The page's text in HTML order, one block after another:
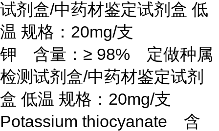
试剂盒/中药材鉴定试剂盒 低
温 规格：20mg/支
钾 含量： ≥ 98% 定做种属
检测试剂盒/中药材鉴定试剂
盒 低温 规格：20mg/支
Potassium thiocyanate 含